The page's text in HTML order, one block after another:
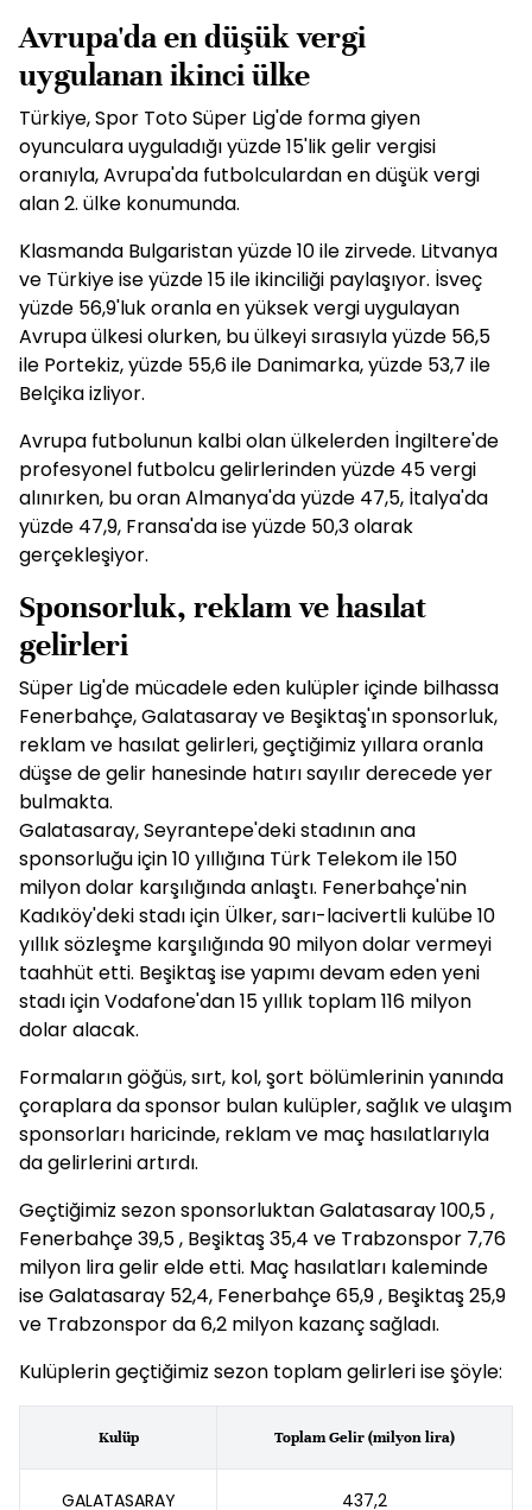
Avrupa'da en düşük vergi
uygulanan ikinci ülke
Türkiye, Spor Toto Süper Lig'de forma giyen
oyunculara uyguladığı yüzde 15'lik gelir vergisi
oranıyla, Avrupa'da futbolculardan en düşük vergi
alan 2. ülke konumunda.
Klasmanda Bulgaristan yüzde 10 ile zirvede. Litvanya
ve Türkiye ise yüzde 15 ile ikinciliği paylaşıyor. İsveç
yüzde 56,9'luk oranla en yüksek vergi uygulayan
Avrupa ülkesi olurken, bu ülkeyi sırasıyla yüzde 56,5
ile Portekiz, yüzde 55,6 ile Danimarka, yüzde 53,7 ile
Belçika izliyor.
Avrupa futbolunun kalbi olan ülkelerden İngiltere'de
profesyonel futbolcu gelirlerinden yüzde 45 vergi
alınırken, bu oran Almanya'da yüzde 47,5, İtalya'da
yüzde 47,9, Fransa'da ise yüzde 50,3 olarak
gerçekleşiyor.
Sponsorluk, reklam ve hasılat
gelirleri
Süper Lig'de mücadele eden kulüpler içinde bilhassa
Fenerbahçe, Galatasaray ve Beşiktaş'ın sponsorluk,
reklam ve hasılat gelirleri, geçtiğimiz yıllara oranla
düşse de gelir hanesinde hatırı sayılır derecede yer
bulmakta.
Galatasaray, Seyrantepe'deki stadının ana
sponsorluğu için 10 yıllığına Türk Telekom ile 150
milyon dolar karşılığında anlaştı. Fenerbahçe'nin
Kadıköy'deki stadı için Ülker, sarı-lacivertli kulübe 10
yıllık sözleşme karşılığında 90 milyon dolar vermeyi
taahhüt etti. Beşiktaş ise yapımı devam eden yeni
stadı için Vodafone'dan 15 yıllık toplam 116 milyon
dolar alacak.
Formaların göğüs, sırt, kol, şort bölümlerinin yanında
çoraplara da sponsor bulan kulüpler, sağlık ve ulaşım
sponsorları haricinde, reklam ve maç hasılatlarıyla
da gelirlerini artırdı.
Geçtiğimiz sezon sponsorluktan Galatasaray 100,5 ,
Fenerbahçe 39,5 , Beşiktaş 35,4 ve Trabzonspor 7,76
milyon lira gelir elde etti. Maç hasılatları kaleminde
ise Galatasaray 52,4, Fenerbahçe 65,9 , Beşiktaş 25,9
ve Trabzonspor da 6,2 milyon kazanç sağladı.
Kulüplerin geçtiğimiz sezon toplam gelirleri ise şöyle:
Kulüp Toplam Gelir (milyon lira)
GALATASARAY 437,2